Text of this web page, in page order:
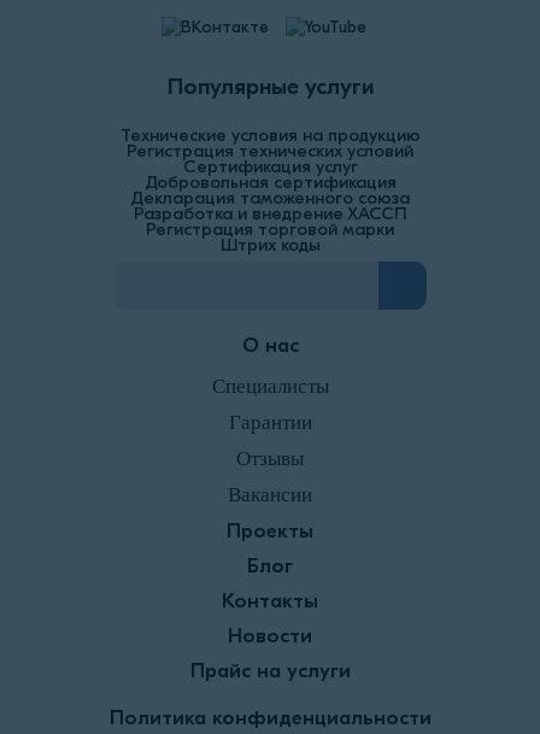
Популярные услуги
Технические условия на продукцию
Регистрация технических условий
Сертификация услуг
Добровольная сертификация
Декларация таможенного союза
Разработка и внедрение ХАССП
Регистрация торговой марки
Штрих коды
О нас
Специалисты
Гарантии
Отзывы
Вакансии
Проекты
Блог
Контакты
Новости
Прайс на услуги
Политика конфиденциальности